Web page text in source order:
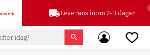
local_shippingLeverans inom 2-3 dagar